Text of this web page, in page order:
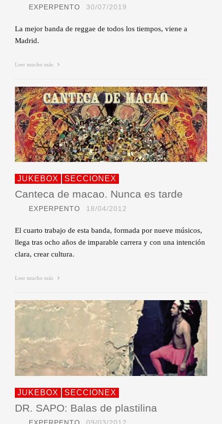
EXPERPENTO 30/07/2019
La mejor banda de reggae de todos los tiempos, viene a
Madrid.
Leer mucho más
JUKEBOX SECCIONEX
Canteca de macao. Nunca es tarde
EXPERPENTO 18/04/2012
El cuarto trabajo de esta banda, formada por nueve músicos,
llega tras ocho años de imparable carrera y con una intención
clara, crear cultura.
Leer mucho más
JUKEBOX SECCIONEX
DR. SAPO: Balas de plastilina
EXPERPENTO 09/03/2012